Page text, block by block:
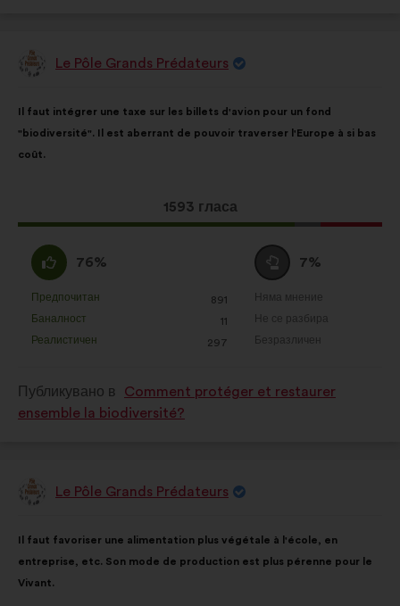
ПредложениеLe Pôle Grands Prédateurs
на
предложението:
Il faut intégrer une taxe sur les billets d'avion pour un fond
"biodiversité". Il est aberrant de pouvoir traverser l'Europe à si bas
coût.
Това
предложение
1593 гласа
разпределението
е:
Съгласен
съм
:
76%
в
:
Предпочитан
: 891
пъти
Баналност
: 11
пъти
Реалистичен
: 297
пъти
Въздържал
се
:
7%
в
Няма мнение
:пъти
Не се разбира
:пъти
Безразличен
:пъти
Публикувано в
Comment protéger et restaurer
ensemble la biodiversité?
ПредложениеLe Pôle Grands Prédateurs
на
предложението:
Il faut favoriser une alimentation plus végétale à l'école, en
entreprise, etc. Son mode de production est plus pérenne pour le
Vivant.
разпределението
е: